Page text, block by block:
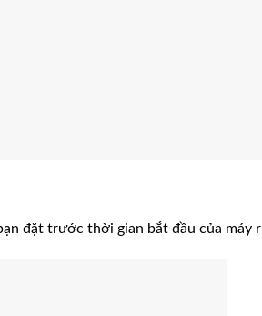
đặt trước thời gian bắt đầu của máy